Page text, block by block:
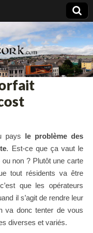
pays le problème des
. Est-ce que ça vaut le
non ? Plutôt une carte
tout résidents va être
que les opérateurs
il s’agit de rendre leur
va donc tenter de vous
diverses et variés.